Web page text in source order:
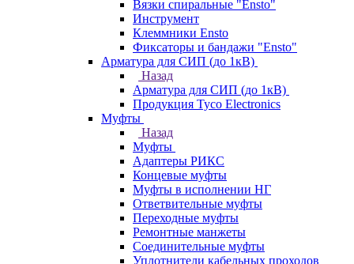
Вязки спиральные "Ensto"
Инструмент
Клеммники Ensto
Фиксаторы и бандажи "Ensto"
Арматура для СИП (до 1кВ)
Назад
Арматура для СИП (до 1кВ)
Продукция Tyco Electronics
Муфты
Назад
Муфты
Адаптеры РИКС
Концевые муфты
Муфты в исполнении НГ
Ответвительные муфты
Переходные муфты
Ремонтные манжеты
Соединительные муфты
Уплотнители кабельных проходов